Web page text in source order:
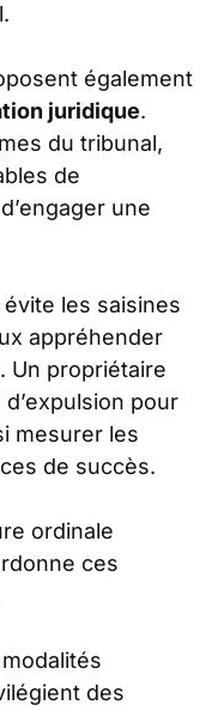
également
juridique.
du tribunal,
de
une
les saisines
appréhender
Un propriétaire
pour
mesurer les
de succès.
ordinale
ces
des